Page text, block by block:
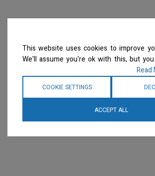
This website uses cookies to improve
We'll assume you're ok with this, but
Read
COOKIE SETTINGS
ACCEPT ALL